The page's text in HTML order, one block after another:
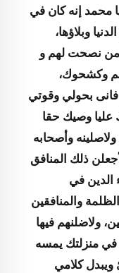
محمد إنه كان في
وبلاؤها،
من نصحت لهم و
وكشحوك،
بحولي وقوتي
وصيك حقا
وأصحابه
ذلك المنافق
الدين في
والمنافقين
ولاضلنهم فيها
منزلتك يمسه
ويبدل كلامي